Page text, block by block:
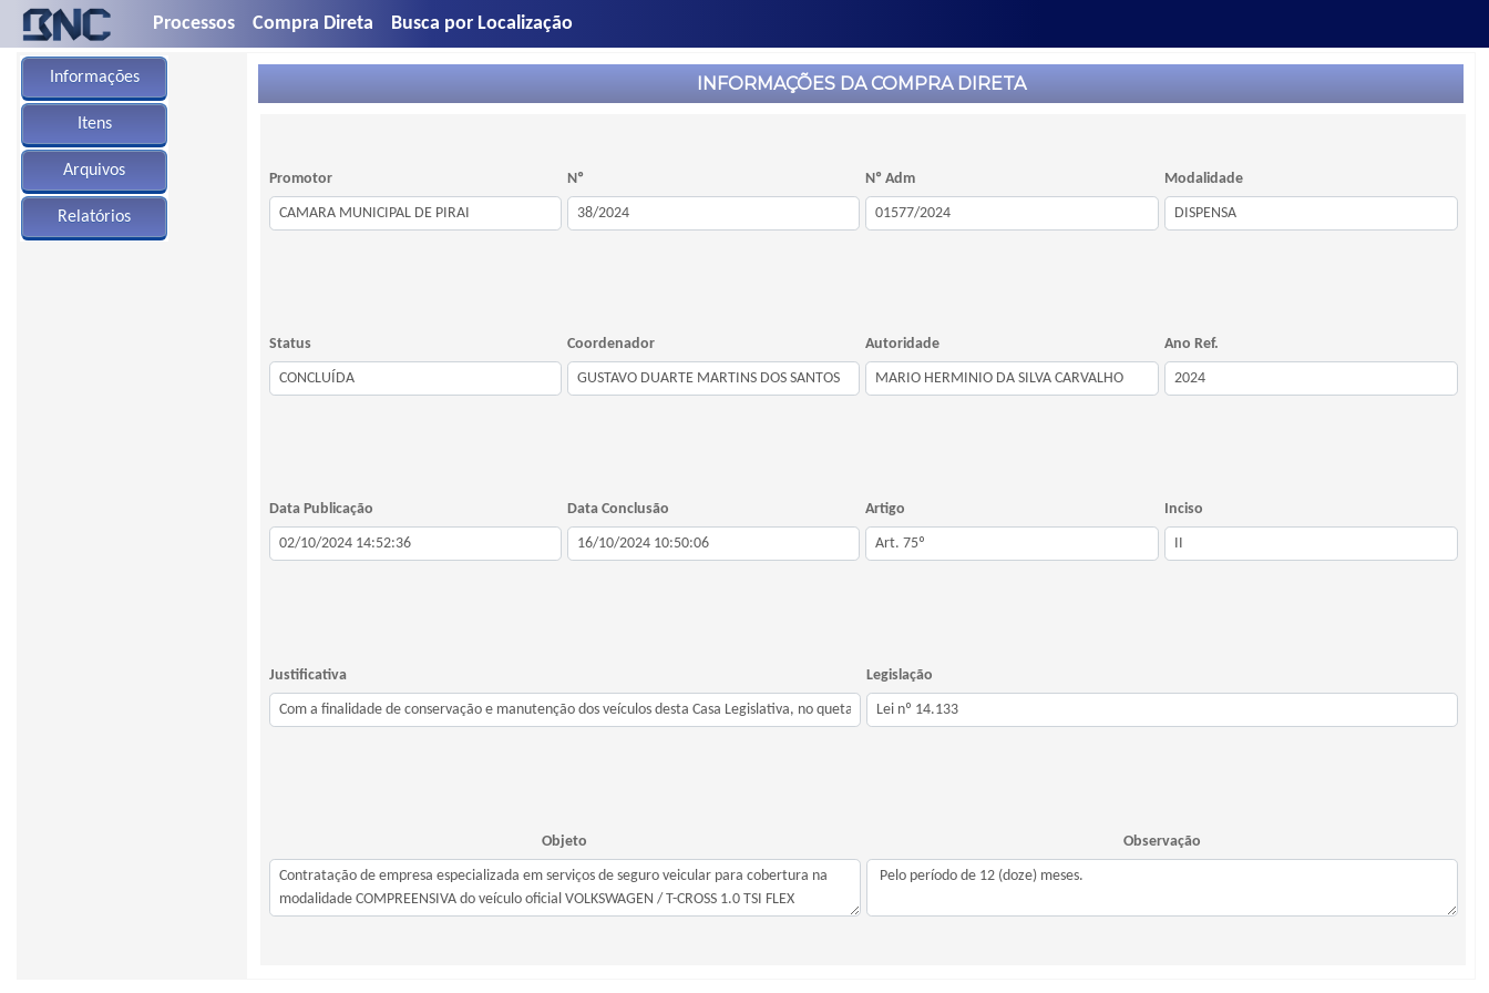
Processos Compra Direta Busca por Localização
Informações
Itens
Arquivos
Relatórios
INFORMAÇÕES DA COMPRA DIRETA
Promotor Nº Nº Adm Modalidade
Status Coordenador Autoridade Ano Ref.
Data Publicação Data Conclusão Artigo Inciso
Justificativa Legislação
Objeto Observação